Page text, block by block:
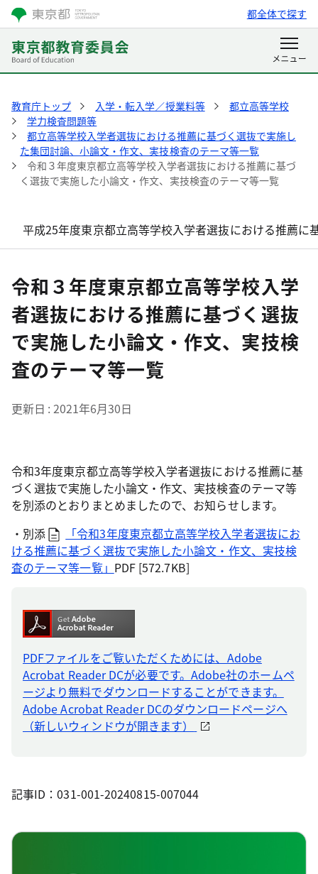
都全体で探す
教育庁トップ 入学・転入学／授業料等
都立高等学校
学力検査問題等
都立高等学校入学者選抜における推薦に基づく選抜で実施し
た集団討論、小論文・作文、実技検査のテーマ等一覧
令和３年度東京都立高等学校入学者選抜における推薦に基づ
く選抜で実施した小論文・作文、実技検査のテーマ等一覧
平成25年度東京都立高等学校入学者選抜における推薦
令和３年度東京都立高等学校入学
者選抜における推薦に基づく選抜
で実施した小論文・作文、実技検
査のテーマ等一覧
更新日 2021年6月30日
令和3年度東京都立高等学校入学者選抜における推薦に基
づく選抜で実施した小論文・作文、実技検査のテーマ等
を別添のとおりまとめましたので、お知らせします。
・別添
「令和3年度東京都立高等学校入学者選抜にお
ける推薦に基づく選抜で実施した小論文・作文、実技検
査のテーマ等一覧」 PDF [572.7KB]
PDFファイルをご覧いただくためには、Adobe
Acrobat Reader DCが必要です。Adobe社のホームペ
ージより無料でダウンロードすることができます。
Adobe Acrobat Reader DCのダウンロードページへ
（新しいウィンドウが開きます）
記事ID：031-001-20240815-007044